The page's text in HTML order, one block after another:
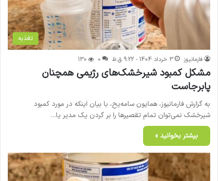
تغذیه
فارمانیوز 3 خرداد 1404 - 9:22 ق.ظ 0
130
مشکل کمبود شیرخشک‌های رژیمی همچنان
پابرجاست
به گزارش فارمانیوز، همایون سامه‌یح، با بیان اینکه در مورد کمبود
شیرخشک نمی‌توان تمام تقصیرها را بر گردن یک مدیر یا…
بیشتر بخوانید »